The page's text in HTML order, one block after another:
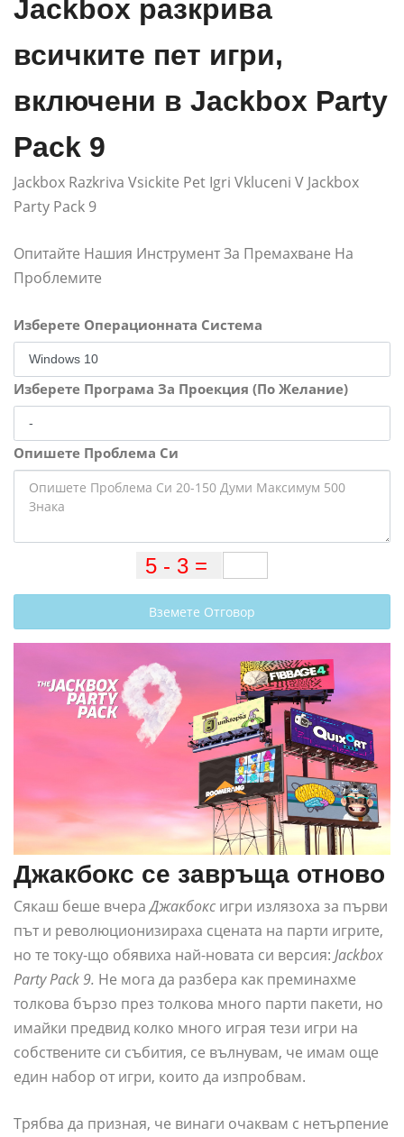
Jackbox разкрива
всичките пет игри,
включени в Jackbox Party
Pack 9
Jackbox Razkriva Vsickite Pet Igri Vkluceni V Jackbox
Party Pack 9
Опитайте Нашия Инструмент За Премахване На
Проблемите
Изберете Операционната Система
Изберете Програма За Проекция (По Желание)
Опишете Проблема Си
Вземете Отговор
Джакбокс се завръща отново
Сякаш беше вчераДжакбокс игри излязоха за първи
път и революционизираха сцената на парти игрите,
но те току-що обявиха най-новата си версия: Jackbox
Party Pack 9. Не мога да разбера как преминахме
толкова бързо през толкова много парти пакети, но
имайки предвид колко много играя тези игри на
собствените си събития, се вълнувам, че имам още
един набор от игри, които да изпробвам.
Трябва да призная, че винаги очаквам с нетърпение